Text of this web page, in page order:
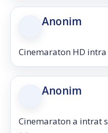
Anonim
Cinemaraton HD
Anonim
Cinemaraton a intrat